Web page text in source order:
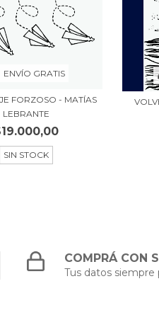
ENVÍO GRATIS
FORZOSO - MATÍAS
LEBRANTE
SIN STOCK
COMPRÁ CON
Tus datos